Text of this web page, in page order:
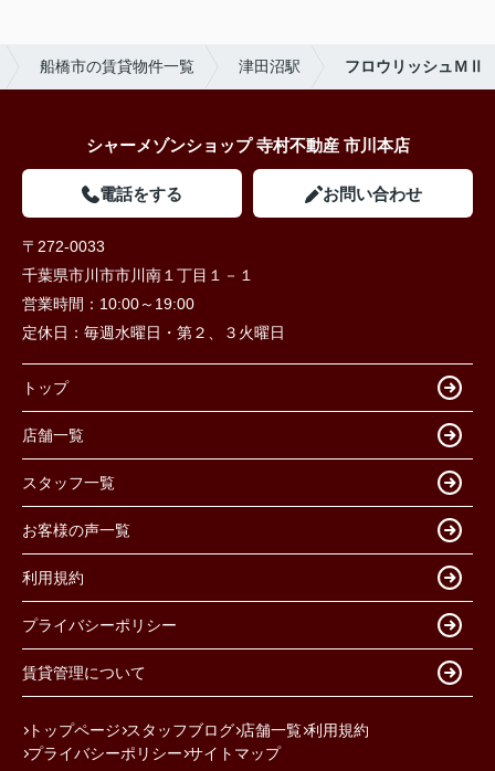
船橋市の賃貸物件一覧 津田沼駅 フロウリッシュＭⅡ
シャーメゾンショップ 寺村不動産 市川本店
電話をする お問い合わせ
〒272-0033
千葉県市川市市川南１丁目１－１
営業時間： 10:00～19:00
定休日： 毎週水曜日・第２、３火曜日
トップ
店舗一覧
スタッフ一覧
お客様の声一覧
利用規約
プライバシーポリシー
賃貸管理について
トップページ スタッフブログ 店舗一覧 利用規約
プライバシーポリシー サイトマップ